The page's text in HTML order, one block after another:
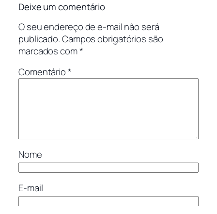
Deixe um comentário
O seu endereço de e-mail não será
publicado.Campos obrigatórios são
marcados com*
Comentário*
Nome
E-mail